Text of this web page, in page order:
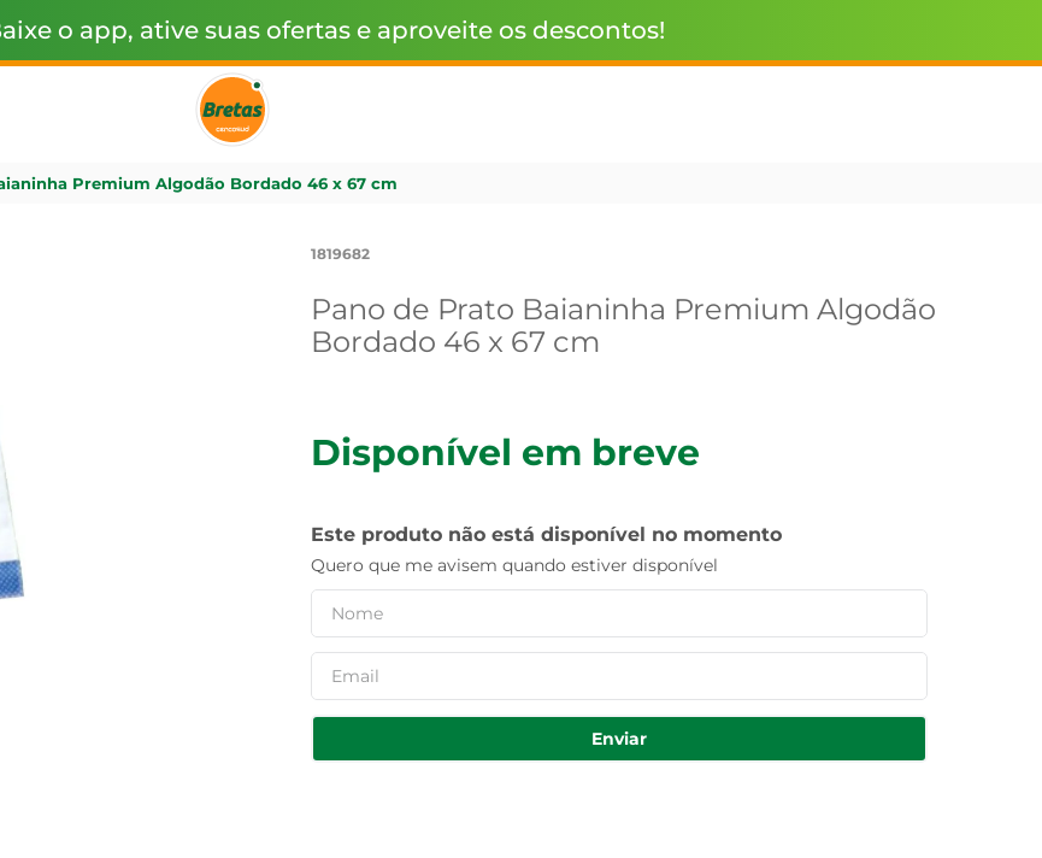
o app, ative suas ofertas e aproveite os descontos!
Premium Algodão Bordado 46 x 67 cm
1819682
Pano de Prato Baianinha Premium Algodão
Bordado 46 x 67 cm
Disponível em breve
Este produto não está disponível no momento
Quero que me avisem quando estiver disponível
Enviar